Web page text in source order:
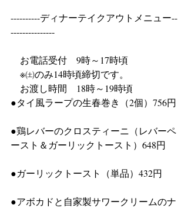
----------ディナーテイクアウトメニュー--
---------------
お電話受付　9時～17時頃
※㈯のみ14時頃締切です。
お渡し時間　18時～19時頃
●タイ風ラープの生春巻き（2個）756円
●鶏レバーのクロスティーニ（レバーペ
ースト＆ガーリックトースト）648円
●ガーリックトースト（単品）432円
●アボカドと自家製サワークリームのナ